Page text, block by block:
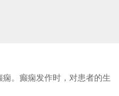
。癫痫发作时，对患者的生